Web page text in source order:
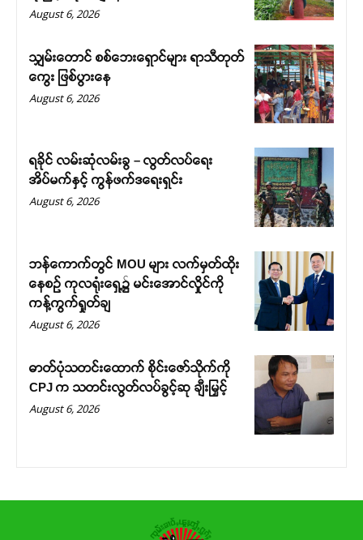
August 6, 2026
သျှမ်းတောင် စစ်ဘေးရှောင်များ ရာသီတုတ်
ကွေး ဖြစ်ပွားနေ
August 6, 2026
ရခိုင် လမ်းဆုံလမ်းခွ – လွတ်လပ်ရေး
အိပ်မက်နှင့် ကွန်ဖက်ဒရေးရှင်း
August 6, 2026
ဘန်ကောက်တွင် MOU များ လက်မှတ်ထိုး
နေစဉ် ကုလရုံးရှေ့၌ မင်းအောင်လှိုင်ကို
ကန့်ကွက်ရှုတ်ချ
August 6, 2026
ဓာတ်ပုံသတင်းထောက် စိုင်းဇော်သိုက်ကို
CPJ က သတင်းလွတ်လပ်ခွင့်ဆု ချီးမြှင့်
August 6, 2026